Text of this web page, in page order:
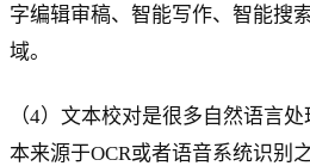
字编辑审稿、智能写作、智能搜
域。
（4）文本校对是很多自然语言
本来源于OCR或者语音系统识别